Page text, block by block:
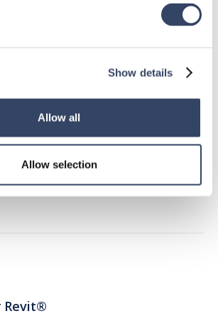
Show details
Allow all
Allow selection
Revit®